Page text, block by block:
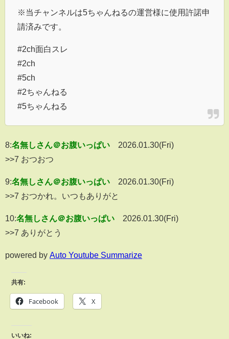
※当チャンネルは5ちゃんねるの運営様に使用許諾申
請済みです。
#2ch面白スレ
#2ch
#5ch
#2ちゃんねる
#5ちゃんねる
8:名無しさん＠お腹いっぱい
2026.01.30(Fri)
>>7 おつおつ
9:名無しさん＠お腹いっぱい
2026.01.30(Fri)
>>7 おつかれ。いつもありがと
10:名無しさん＠お腹いっぱい
2026.01.30(Fri)
>>7 ありがとう
powered by Auto Youtube Summarize
共有:
Facebook X
いいね: